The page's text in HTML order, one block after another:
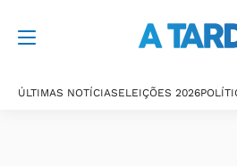
ÚLTIMAS NOTÍCIASELEIÇÕES 2026